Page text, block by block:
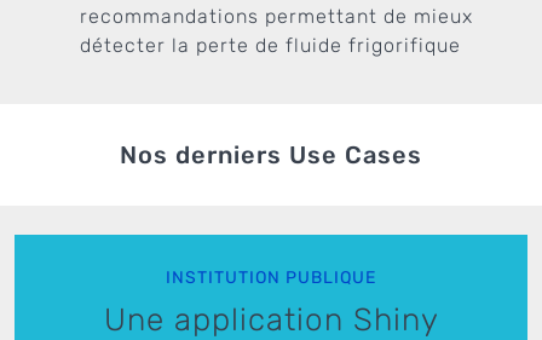
recommandations permettant de mieux
détecter la perte de fluide frigorifique
Nos derniers Use Cases
INSTITUTION PUBLIQUE
Une application Shiny